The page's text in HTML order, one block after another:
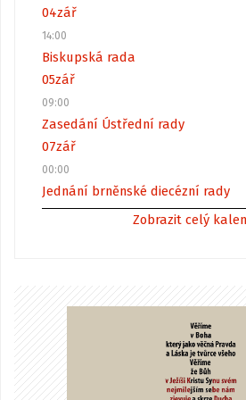
04zář
14:00
Biskupská rada
05zář
09:00
Zasedání Ústřední rady
07zář
00:00
Jednání brněnské diecézní rady
Zobrazit celý